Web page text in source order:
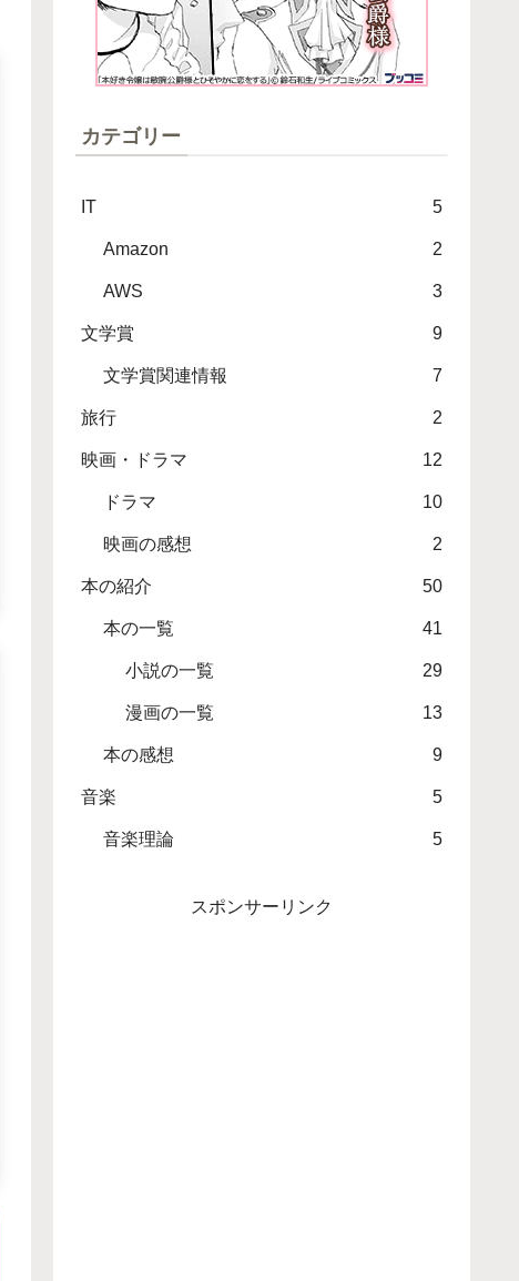
カテゴリー
IT 5
Amazon 2
AWS 3
文学賞 9
文学賞関連情報 7
旅行 2
映画・ドラマ 12
ドラマ 10
映画の感想 2
本の紹介 50
本の一覧 41
小説の一覧 29
漫画の一覧 13
本の感想 9
音楽 5
音楽理論 5
スポンサーリンク